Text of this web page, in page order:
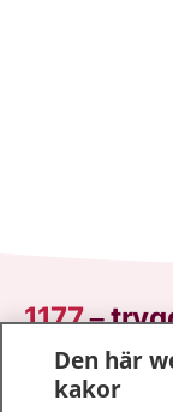
1177–
På 1177.se får
sjukdomar och
Den här
kakor